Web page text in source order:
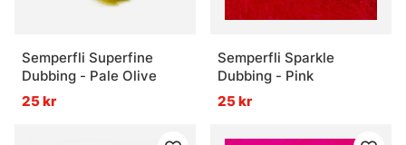
Semperfli Superfine
Dubbing - Pale Olive
25 kr
Semperfli Sparkle
Dubbing - Pink
25 kr